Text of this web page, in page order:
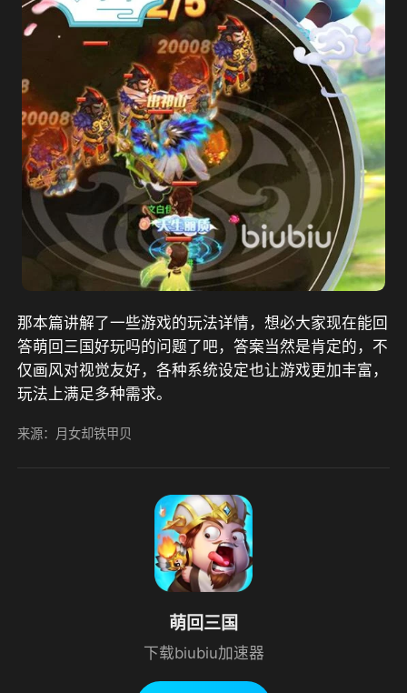
那本篇讲解了一些游戏的玩法详情，想必大家现在能回
答萌回三国好玩吗的问题了吧，答案当然是肯定的，不
仅画风对视觉友好，各种系统设定也让游戏更加丰富，
玩法上满足多种需求。
来源：月女却铁甲贝
萌回三国
下载biubiu加速器